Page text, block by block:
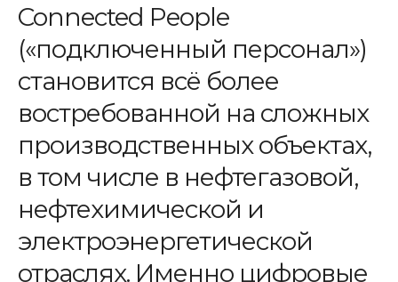
Connected People
(«подключенный персонал»)
становится всё более
востребованной на сложных
производственных объектах,
в том числе в нефтегазовой,
нефтехимической и
электроэнергетической
отраслях. Именно цифровые